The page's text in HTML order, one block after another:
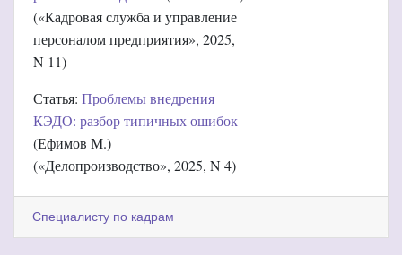
(«Кадровая служба и управление
персоналом предприятия», 2025,
N 11)
Статья: Проблемы внедрения
КЭДО: разбор типичных ошибок
(Ефимов М.)
(«Делопроизводство», 2025, N 4)
Специалисту по кадрам